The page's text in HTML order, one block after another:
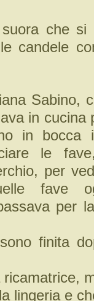
che si
candele
Sabino,
in cucina
in bocca
le
per
fave
per
finita
lingeria e